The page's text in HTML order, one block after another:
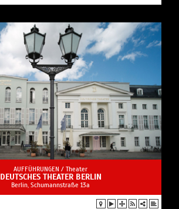
AUFFÜHRUNGEN / Theater
DEUTSCHES THEATER BERLIN
Berlin, Schumannstraße 13a